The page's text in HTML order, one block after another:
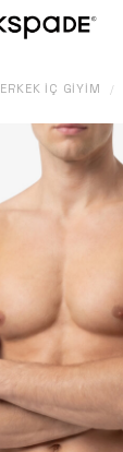
ERKEK İÇ GIYIM /